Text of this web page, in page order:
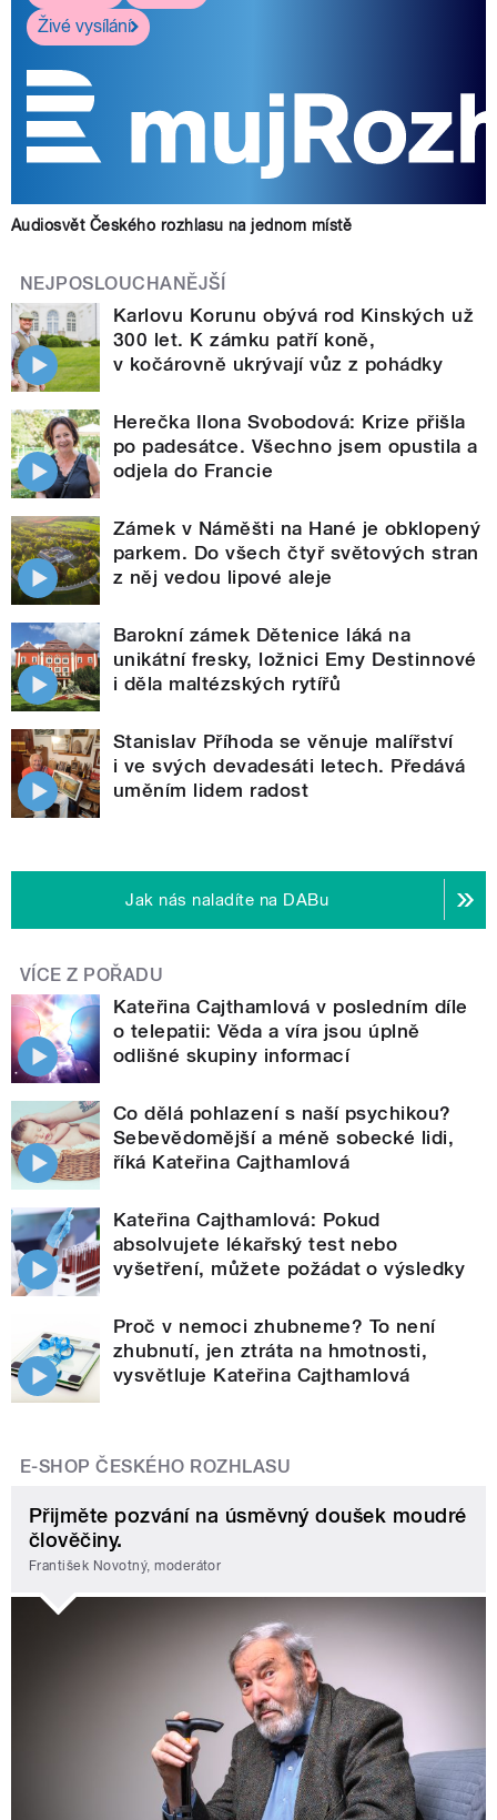
Živé vysílání
Audiosvět Českého rozhlasu na jednom místě
NEJPOSLOUCHANĚJŠÍ
Karlovu Korunu obývá rod Kinských už
300 let. K zámku patří koně,
v kočárovně ukrývají vůz z pohádky
Herečka Ilona Svobodová: Krize přišla
po padesátce. Všechno jsem opustila a
odjela do Francie
Zámek v Náměšti na Hané je obklopený
parkem. Do všech čtyř světových stran
z něj vedou lipové aleje
Barokní zámek Dětenice láká na
unikátní fresky, ložnici Emy Destinnové
i děla maltézských rytířů
Stanislav Příhoda se věnuje malířství
i ve svých devadesáti letech. Předává
uměním lidem radost
Jak nás naladíte na DABu
VÍCE Z POŘADU
Kateřina Cajthamlová v posledním díle
o telepatii: Věda a víra jsou úplně
odlišné skupiny informací
Co dělá pohlazení s naší psychikou?
Sebevědomější a méně sobecké lidi,
říká Kateřina Cajthamlová
Kateřina Cajthamlová: Pokud
absolvujete lékařský test nebo
vyšetření, můžete požádat o výsledky
Proč v nemoci zhubneme? To není
zhubnutí, jen ztráta na hmotnosti,
vysvětluje Kateřina Cajthamlová
E-SHOP ČESKÉHO ROZHLASU
Přijměte pozvání na úsměvný doušek moudré
člověčiny.
František Novotný, moderátor